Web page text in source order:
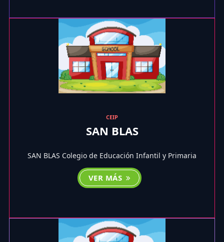
CEIP
SAN BLAS
SAN BLAS Colegio de Educación Infantil y Primaria
VER MÁS